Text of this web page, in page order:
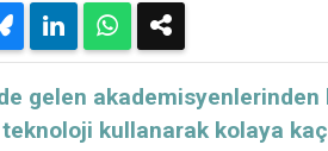
gelen
kullanarak kolaya